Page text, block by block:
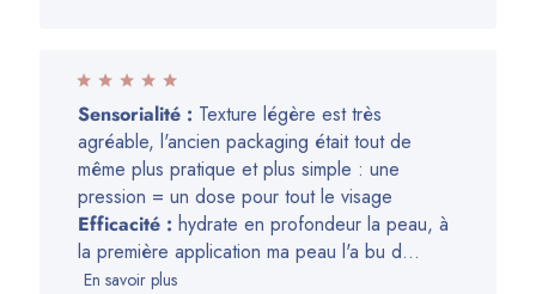
Sensorialité : Texture légère est très
agréable, l'ancien packaging était tout de
même plus pratique et plus simple : une
pression = un dose pour tout le visage
Efficacité : hydrate en profondeur la peau, à
la première application ma peau l'a bu d...
En savoir plus